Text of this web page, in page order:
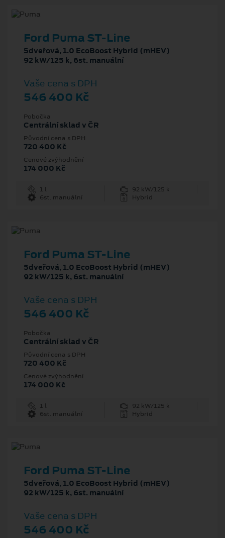
Ford Puma ST-Line
5dveřová, 1.0 EcoBoost Hybrid (mHEV)
92 kW/125 k, 6st. manuální
Vaše cena s DPH
546 400 Kč
Pobočka
Centrální sklad v ČR
Původní cena s DPH
720 400 Kč
Cenové zvýhodnění
174 000 Kč
1 l
92 kW/125 k
6st. manuální
Hybrid
Ford Puma ST-Line
5dveřová, 1.0 EcoBoost Hybrid (mHEV)
92 kW/125 k, 6st. manuální
Vaše cena s DPH
546 400 Kč
Pobočka
Centrální sklad v ČR
Původní cena s DPH
720 400 Kč
Cenové zvýhodnění
174 000 Kč
1 l
92 kW/125 k
6st. manuální
Hybrid
Ford Puma ST-Line
5dveřová, 1.0 EcoBoost Hybrid (mHEV)
92 kW/125 k, 6st. manuální
Vaše cena s DPH
546 400 Kč